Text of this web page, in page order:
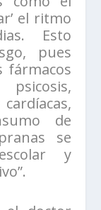
el ritmo
Esto
pues
fármacos
de
se
y